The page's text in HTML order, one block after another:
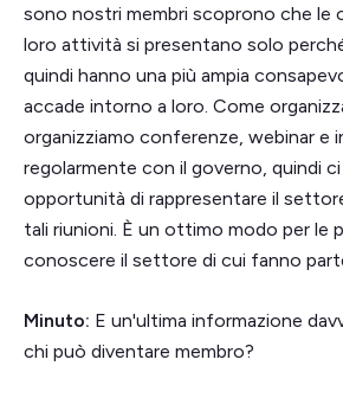
sono nostri membri scoprono che le
loro attività si presentano solo
quindi hanno una più ampia
accade intorno a loro. Come
organizziamo conferenze, webinar e
regolarmente con il governo, quindi
opportunità di rappresentare il
tali riunioni. È un ottimo modo per le
conoscere il settore di cui fanno
Minuto: E un'ultima informazione
chi può diventare membro?